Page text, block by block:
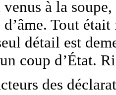
venus à la
d’âme. Tout
détail est
coup d’État.
des